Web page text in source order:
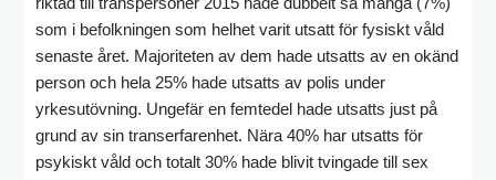
som i befolkningen som helhet varit utsatt för fysiskt våld
senaste året. Majoriteten av dem hade utsatts av en okänd
person och hela 25% hade utsatts av polis under
yrkesutövning. Ungefär en femtedel hade utsatts just på
grund av sin transerfarenhet. Nära 40% har utsatts för
psykiskt våld och totalt 30% hade blivit tvingade till sex